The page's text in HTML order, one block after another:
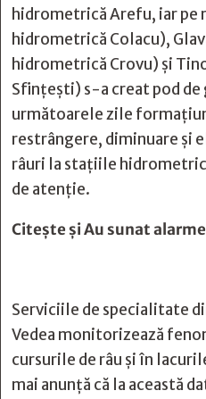
hidrometrică Arefu, iar
hidrometrică Colacu),
hidrometrică Crovu) și
Sfințești) s-a creat pod de
următoarele zile
restrângere, diminuare și
râuri la stațiile
de atenție.
Citește șiAu sunat
Serviciile de specialitate
Vedea monitorizează
cursurile de râu şi în
mai anunță că la această